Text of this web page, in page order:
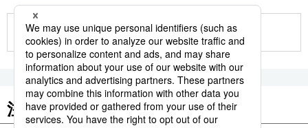
もっと見る
注目のキーワード